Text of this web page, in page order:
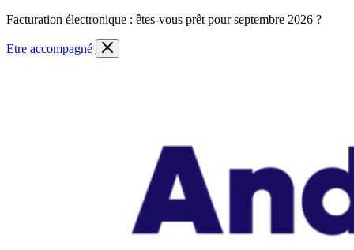
Skip
content
Facturation électronique : êtes-vous prêt pour septembre 2026 ?
Etre accompagné